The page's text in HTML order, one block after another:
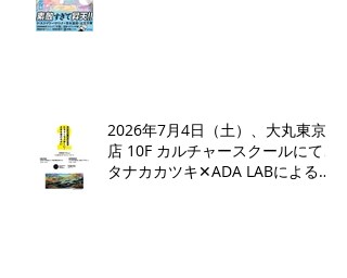
2026年7月4日（土）、大丸東京
店 10F カルチャースクールにて、
タナカカツキ✕ADA LABによるト